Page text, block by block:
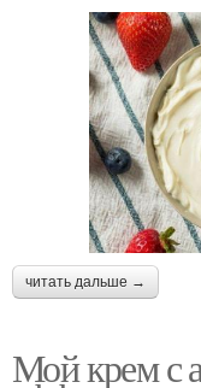
читать дальше →
Мой крем с